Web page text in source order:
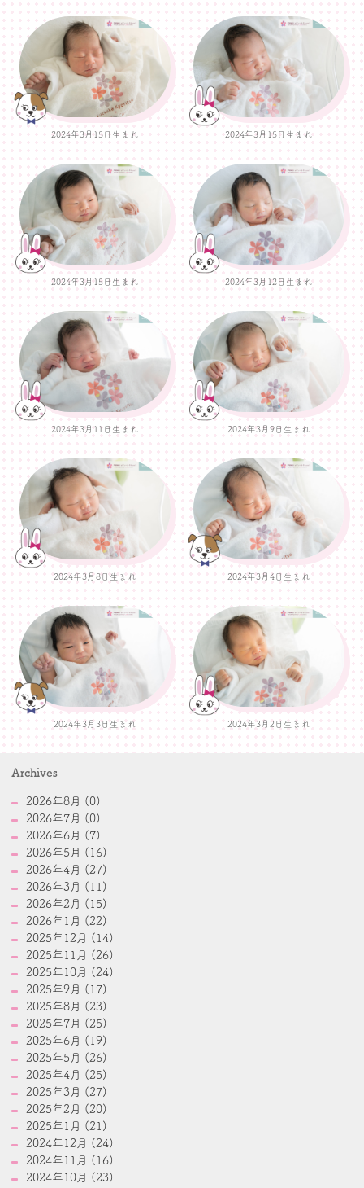
2024年3月15日生まれ 2024年3月15日生まれ
2024年3月15日生まれ 2024年3月12日生まれ
2024年3月11日生まれ 2024年3月9日生まれ
2024年3月8日生まれ 2024年3月4日生まれ
2024年3月3日生まれ 2024年3月2日生まれ
Archives
2026年8月 (0)
2026年7月 (0)
2026年6月 (7)
2026年5月 (16)
2026年4月 (27)
2026年3月 (11)
2026年2月 (15)
2026年1月 (22)
2025年12月 (14)
2025年11月 (26)
2025年10月 (24)
2025年9月 (17)
2025年8月 (23)
2025年7月 (25)
2025年6月 (19)
2025年5月 (26)
2025年4月 (25)
2025年3月 (27)
2025年2月 (20)
2025年1月 (21)
2024年12月 (24)
2024年11月 (16)
2024年10月 (23)